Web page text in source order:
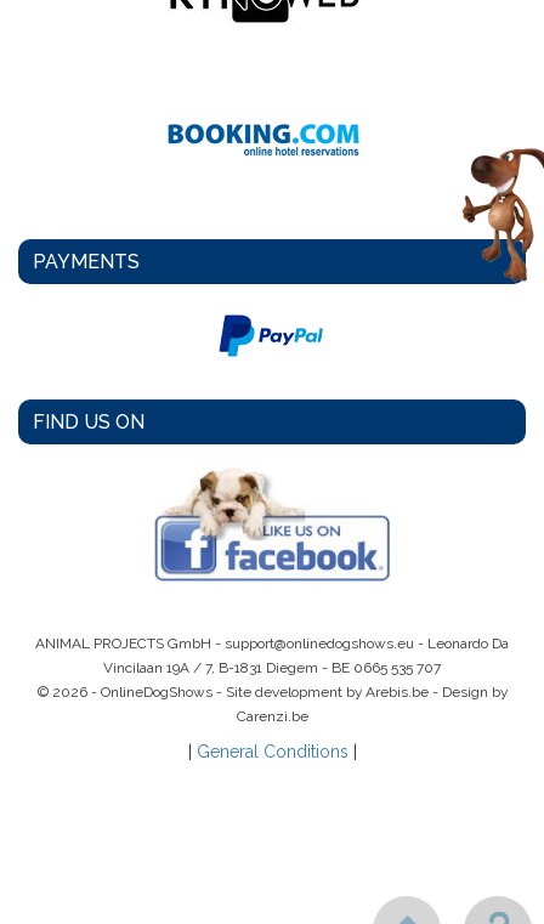
PAYMENTS
FIND US ON
Vincilaan 19A / 7, B-1831 Diegem -BE 0665 535 707
© 2026 - OnlineDogShows - Site development by Arebis.be - Design by
Carenzi.be
General Conditions